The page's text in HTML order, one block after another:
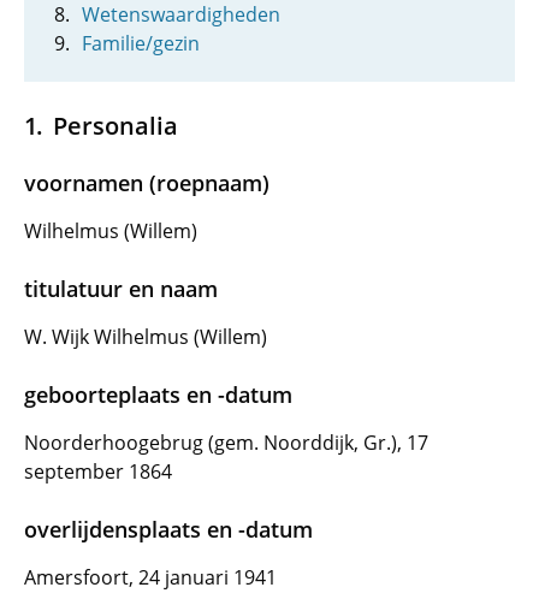
Wetenswaardigheden
Familie/gezin
Personalia
voornamen (roepnaam)
Wilhelmus (Willem)
titulatuur en naam
W. Wijk Wilhelmus (Willem)
geboorteplaats en -datum
Noorderhoogebrug (gem. Noorddijk, Gr.), 17
september 1864
overlijdensplaats en -datum
Amersfoort, 24 januari 1941